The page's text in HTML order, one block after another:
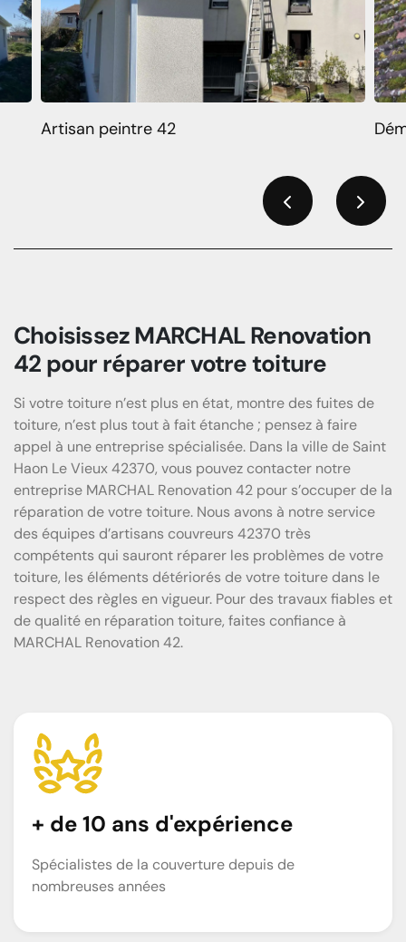
Artisan peintre 42
Choisissez MARCHAL Renovation
42 pour réparer votre toiture
Si votre toiture n’est plus en état, montre des fuites de
toiture, n’est plus tout à fait étanche ; pensez à faire
appel à une entreprise spécialisée. Dans la ville de Saint
Haon Le Vieux 42370, vous pouvez contacter notre
entreprise MARCHAL Renovation 42 pour s’occuper de la
réparation de votre toiture. Nous avons à notre service
des équipes d’artisans couvreurs 42370 très
compétents qui sauront réparer les problèmes de votre
toiture, les éléments détériorés de votre toiture dans le
respect des règles en vigueur. Pour des travaux fiables et
de qualité en réparation toiture, faites confiance à
MARCHAL Renovation 42.
+ de 10 ans d'expérience
Spécialistes de la couverture depuis de
nombreuses années